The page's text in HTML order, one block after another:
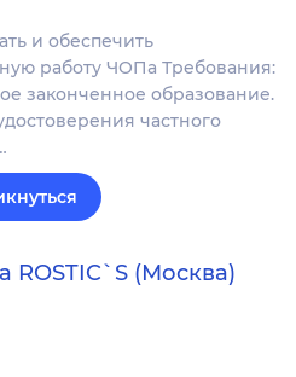
и обеспечить
работу ЧОПа Требования:
законченное образование.
частного
ROSTIC`S (Москва)